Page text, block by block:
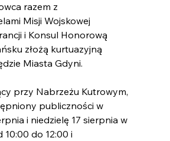
razem z
Misji Wojskowej
i Konsul Honorową
złożą kurtuazyjną
Miasta Gdyni.
przy Nabrzeżu Kutrowym,
publiczności w
i niedzielę 17 sierpnia w
do 12:00 i